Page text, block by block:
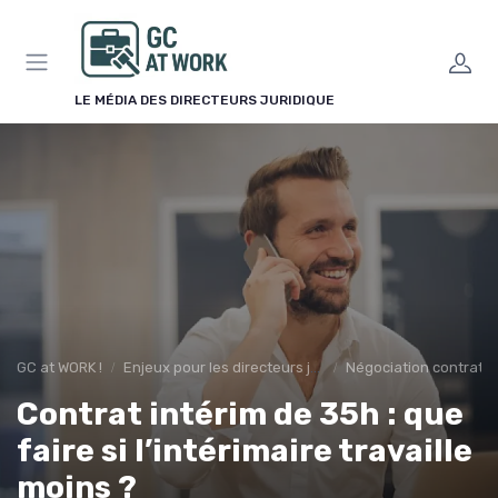
LE MÉDIA DES DIRECTEURS JURIDIQUE
GC at WORK ! Enjeux pour les directeurs juridiques Négociation contrats
Contrat intérim de 35h : que
faire si l’intérimaire travaille
moins ?